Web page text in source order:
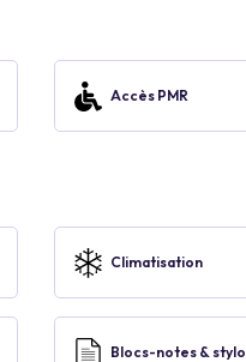
Accès PMR
Climatisation
Blocs-notes & stylo